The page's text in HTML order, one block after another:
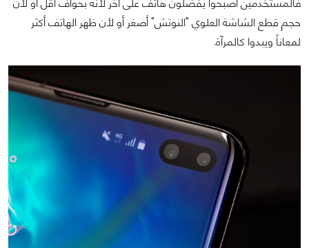
حجم قطع الشاشة العلوي "النوتش" أصغر أو لأن ظهر الهاتف أكثر
لمعاناً ويبدوا كالمرآة.